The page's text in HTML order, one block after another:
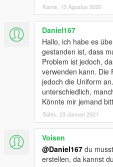
Kamis, 13 Agustus 2020
Daniel167
Hallo, ich habe es
gestanden ist, dass
Problem ist jedoch,
verwenden kann. Die
jedoch die Uniform
unterschiedlich,
Könnte mir jemand
Sabtu, 23 Januari 2021
Voisen
@Daniel167 du
erstellen, da kannst